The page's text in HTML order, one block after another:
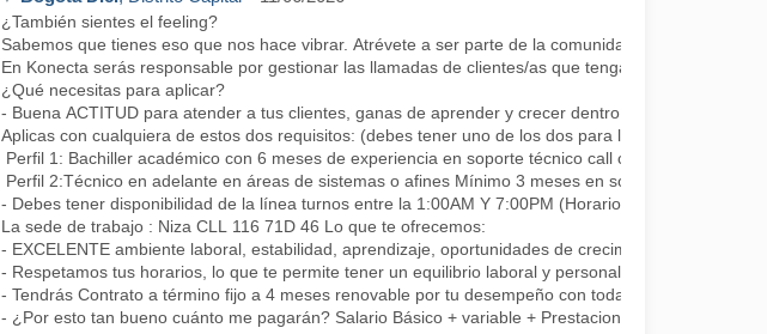
¿También sientes el feeling?
Sabemos que tienes eso que nos hace vibrar. Atrévete a ser parte de la comunidad más cool; lo
En Konecta serás responsable por gestionar las llamadas de clientes/as que tengan algún
¿Qué necesitas para aplicar?
- Buena ACTITUD para atender a tus clientes, ganas de aprender y crecer dentro de la compañía
Aplicas con cualquiera de estos dos requisitos: (debes tener uno de los dos para la continuidad, se
Perfil 1: Bachiller académico con 6 meses de experiencia en soporte técnico call center.
Perfil 2:Técnico en adelante en áreas de sistemas o afines Mínimo 3 meses en soporte o áreas
- Debes tener disponibilidad de la línea turnos entre la 1:00AM Y 7:00PM (Horarios rotativos, 1 día
La sede de trabajo : Niza CLL 116 71D 46 Lo que te ofrecemos:
- EXCELENTE ambiente laboral, estabilidad, aprendizaje, oportunidades de crecimiento, tenemos
- Respetamos tus horarios, lo que te permite tener un equilibrio laboral y personal
- Tendrás Contrato a término fijo a 4 meses renovable por tu desempeño con todas las prestaciones
- ¿Por esto tan bueno cuánto me pagarán? Salario Básico + variable + Prestaciones por ley.